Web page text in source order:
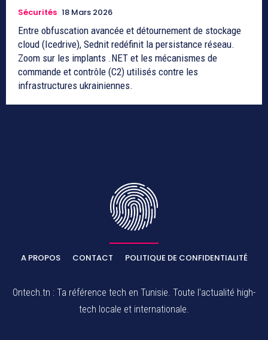
Sécurités 18 Mars 2026
Entre obfuscation avancée et détournement de stockage
cloud (Icedrive), Sednit redéfinit la persistance réseau.
Zoom sur les implants .NET et les mécanismes de
commande et contrôle (C2) utilisés contre les
infrastructures ukrainiennes.
A PROPOS CONTACT POLITIQUE DE CONFIDENTIALITÉ
Ontech.tn : Ta référence tech en Tunisie. Toute l'actualité high-
tech locale et internationale.